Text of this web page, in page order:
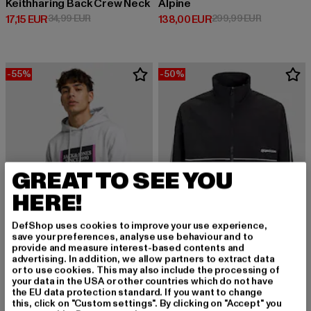
Keithharing Back Crew Neck
17,15 EUR
Derzeitiger Preis: 17,15 EUR
34,99 EURAktionspreis: 34,99 EUR
Alpine
138,00 EUR
Derzeitiger Preis: 138,00 EUR
299,99 EUR
-55%
JACK AND JONES
Lafayette Branding
-50%
JACK AND JONES
Union Track
30,00 EUR
Derzeitiger Preis: 30,00 EUR
59,99 EURAktionspreis:
GREAT TO SEE YOU
HERE!
DefShop uses cookies to improve your use experience,
save your preferences, analyse use behaviour and to
provide and measure interest-based contents and
advertising. In addition, we allow partners to extract data
or to use cookies. This may also include the processing of
your data in the USA or other countries which do not have
the EU data protection standard. If you want to change
this, click on "Custom settings". By clicking on "Accept" you